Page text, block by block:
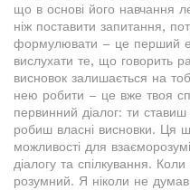
що в основі його навчання
ніж поставити запитання,
формулювати – це перший
вислухати те, що говорить
висновок залишається на
нею робити – це вже твоя
первинний діалог: ти ставиш
робиш власні висновки. Ця
можливості для
діалогу та спілкування.
розумний. Я ніколи не